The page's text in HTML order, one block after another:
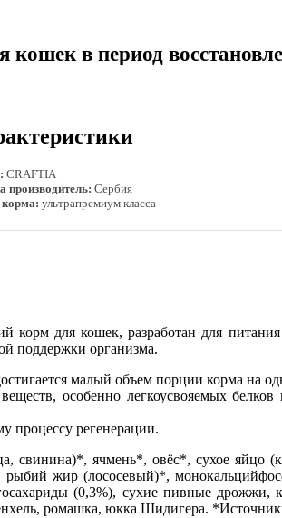
в период
CRAFTIA
производитель: Сербия
корма: ультрапремиум класса
корм для кошек, разработан для
поддержки организма.
малый объем порции корма на
особенно легкоусвояемых
процессу регенерации.
свинина)*, ячмень*, овёс*, сухое яйцо
жир (лососевый)*,
(0,3%), сухие пивные дрожжи,
ромашка, юкка Шидигера.